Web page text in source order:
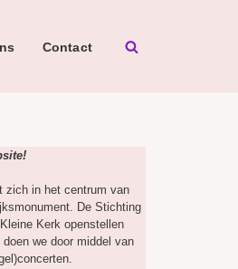
Contact
zich in het centrum van
De Stichting
Kerk openstellen
we door middel van